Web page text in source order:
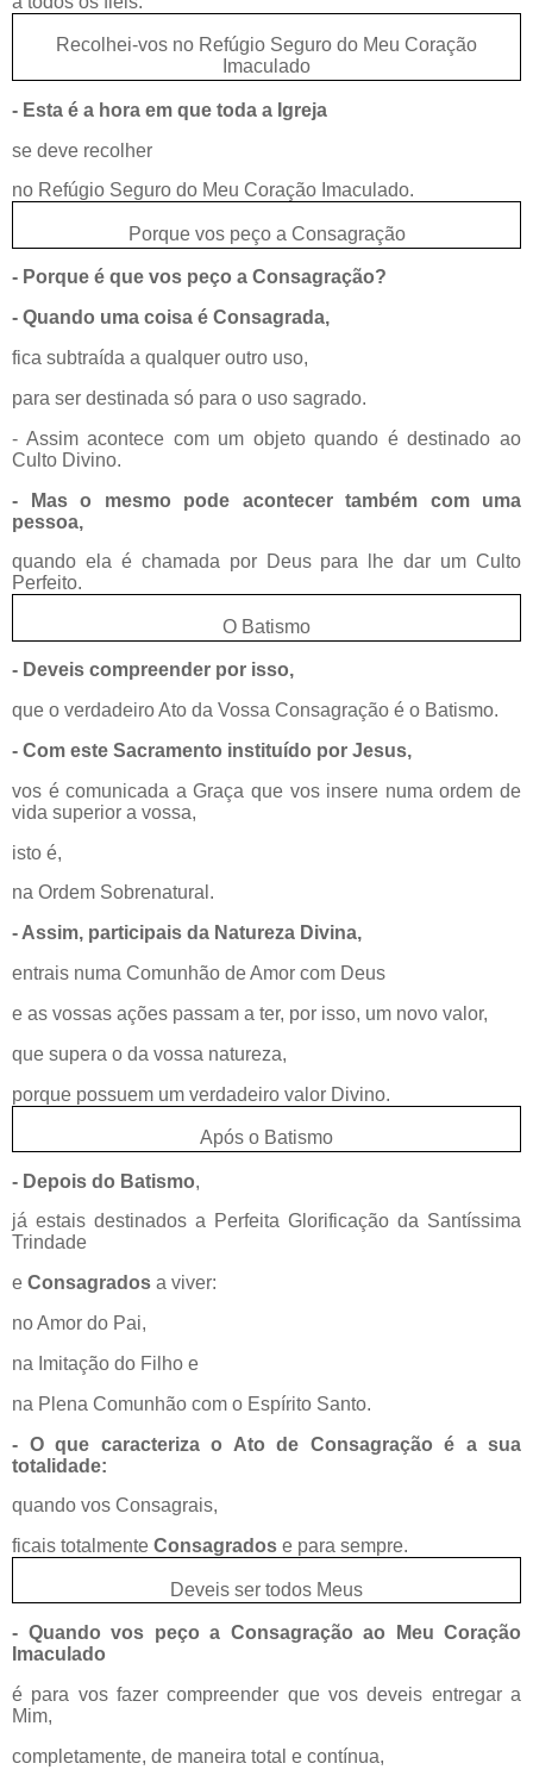
Recolhei-vos no Refúgio Seguro do Meu Coração
Imaculado
- Esta é a hora em que toda a Igreja
se deve recolher
no Refúgio Seguro do Meu Coração Imaculado.
Porque vos peço a Consagração
- Porque é que vos peço a Consagração?
- Quando uma coisa é Consagrada,
fica subtraída a qualquer outro uso,
para ser destinada só para o uso sagrado.
- Assim acontece com um objeto quando é destinado ao
Culto Divino.
- Mas o mesmo pode acontecer também com uma
pessoa,
quando ela é chamada por Deus para lhe dar um Culto
Perfeito.
O Batismo
- Deveis compreender por isso,
que o verdadeiro Ato da Vossa Consagração é o Batismo.
- Com este Sacramento instituído por Jesus,
vos é comunicada a Graça que vos insere numa ordem de
vida superior a vossa,
isto é,
na Ordem Sobrenatural.
- Assim, participais da Natureza Divina,
entrais numa Comunhão de Amor com Deus
e as vossas ações passam a ter, por isso, um novo valor,
que supera o da vossa natureza,
porque possuem um verdadeiro valor Divino.
Após o Batismo
- Depois do Batismo,
já estais destinados a Perfeita Glorificação da Santíssima
Trindade
e Consagrados a viver:
no Amor do Pai,
na Imitação do Filho e
na Plena Comunhão com o Espírito Santo.
- O que caracteriza o Ato de Consagração é a sua
totalidade:
quando vos Consagrais,
ficais totalmente Consagrados e para sempre.
Deveis ser todos Meus
- Quando vos peço a Consagração ao Meu Coração
Imaculado
é para vos fazer compreender que vos deveis entregar a
Mim,
completamente, de maneira total e contínua,